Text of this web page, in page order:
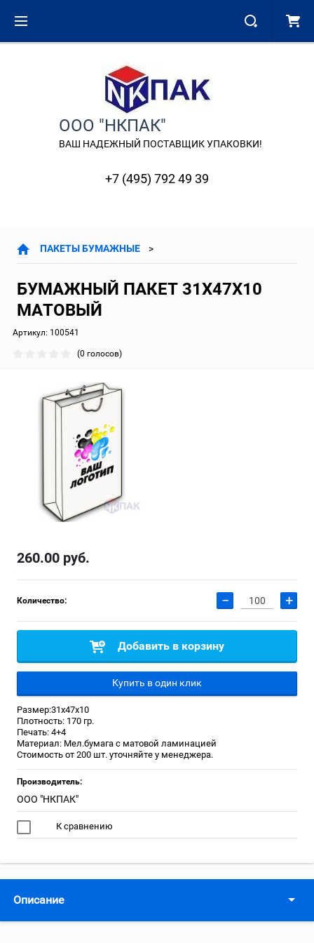
ООО "НКПАК"
ВАШ НАДЕЖНЫЙ ПОСТАВЩИК УПАКОВКИ!
+7 (495) 792 49 39
ПАКЕТЫ БУМАЖНЫЕ
БУМАЖНЫЙ ПАКЕТ 31Х47Х10
МАТОВЫЙ
Артикул: 100541
(0 голосов)
260.00 руб.
Количество: − +
Добавить в корзину
Купить в один клик
Размер:31х47х10
Плотность: 170 гр.
Печать: 4+4
Материал: Мел.бумага с матовой ламинацией
Стоимость от 200 шт. уточняйте у менеджера.
Производитель:
ООО "НКПАК"
К сравнению
Описание